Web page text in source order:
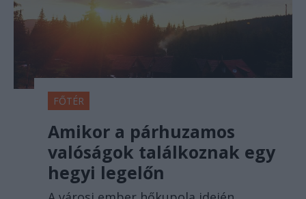
FŐTÉR
Amikor a párhuzamos
valóságok találkoznak egy
hegyi legelőn